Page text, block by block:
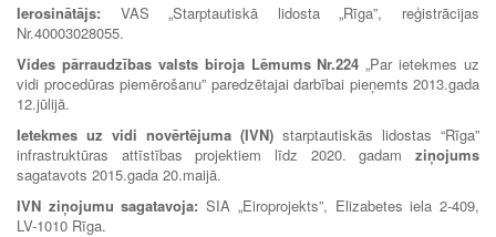
Ierosinātājs: VAS „Starptautiskā lidosta „Rīga”, reģistrācijas
Nr.40003028055.
Vides pārraudzības valsts biroja Lēmums Nr.224„Par ietekmes uz
vidi procedūras piemērošanu” paredzētajai darbībai pieņemts 2013.gada
12.jūlijā.
Ietekmes uz vidi novērtējuma (IVN) starptautiskās lidostas “Rīga”
infrastruktūras attīstības projektiem līdz 2020. gadam ziņojums
sagatavots 2015.gada 20.maijā.
IVN ziņojumu sagatavoja:SIA „Eiroprojekts”, Elizabetes iela 2-409,
LV-1010 Rīga.